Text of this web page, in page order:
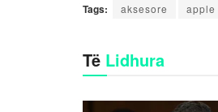
Tags: aksesore apple
Të Lidhura